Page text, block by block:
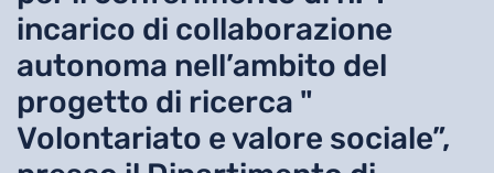
incarico di collaborazione
autonoma nell’ambito del
progetto di ricerca "
Volontariato e valore sociale”,